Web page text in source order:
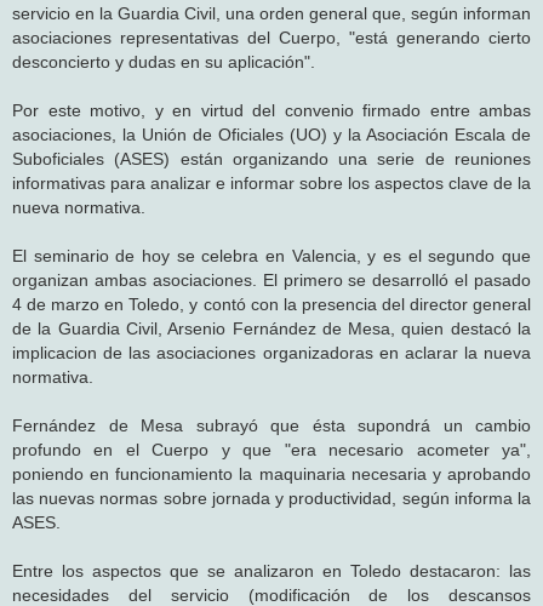
servicio en la Guardia Civil, una orden general que, según informan
asociaciones representativas del Cuerpo, "está generando cierto
desconcierto y dudas en su aplicación".
Por este motivo, y en virtud del convenio firmado entre ambas
asociaciones, la Unión de Oficiales (UO) y la Asociación Escala de
Suboficiales (ASES) están organizando una serie de reuniones
informativas para analizar e informar sobre los aspectos clave de la
nueva normativa.
El seminario de hoy se celebra en Valencia, y es el segundo que
organizan ambas asociaciones. El primero se desarrolló el pasado
4 de marzo en Toledo, y contó con la presencia del director general
de la Guardia Civil, Arsenio Fernández de Mesa, quien destacó la
implicacion de las asociaciones organizadoras en aclarar la nueva
normativa.
Fernández de Mesa subrayó que ésta supondrá un cambio
profundo en el Cuerpo y que "era necesario acometer ya",
poniendo en funcionamiento la maquinaria necesaria y aprobando
las nuevas normas sobre jornada y productividad, según informa la
ASES.
Entre los aspectos que se analizaron en Toledo destacaron: las
necesidades del servicio (modificación de los descansos